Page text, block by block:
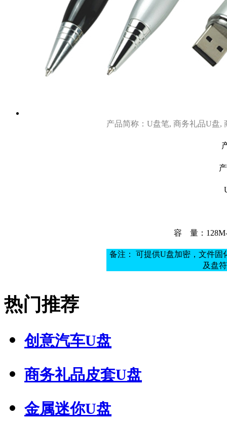
产品简称：U盘笔, 商务礼品U盘,
容 量：
备注： 可提供U盘加密，文件固
及盘
热门推荐
创意汽车U盘
商务礼品皮套U盘
金属迷你U盘